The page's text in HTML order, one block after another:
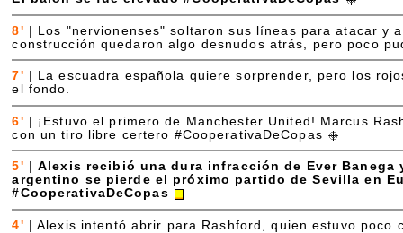
8'
Los "nervionenses" soltaron sus líneas para atacar y
construcción quedaron algo desnudos atrás, pero poco
7'
La escuadra española quiere sorprender, pero los
el fondo.
6'
¡Estuvo el primero de Manchester United! Marcus
con un tiro libre certero #CooperativaDeCopas
5' |Alexis recibió una dura infracción de Ever Banega
argentino se pierde el próximo partido de Sevilla en
#CooperativaDeCopas
4' |Alexis intentó abrir para Rashford, quien estuvo poco